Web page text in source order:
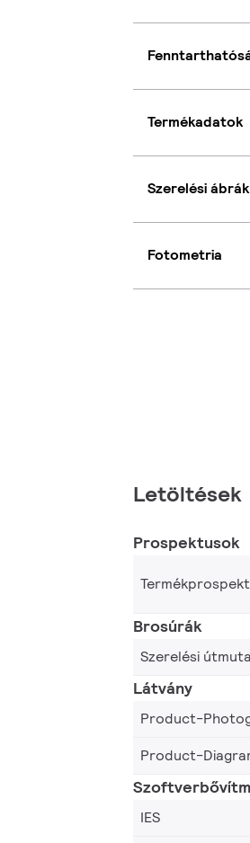
Termékadatok
Szerelési ábrák
Fotometria
Letöltések
Prospektusok
Brosúrák
Szerelési
Látvány
Product-
Product-
IES